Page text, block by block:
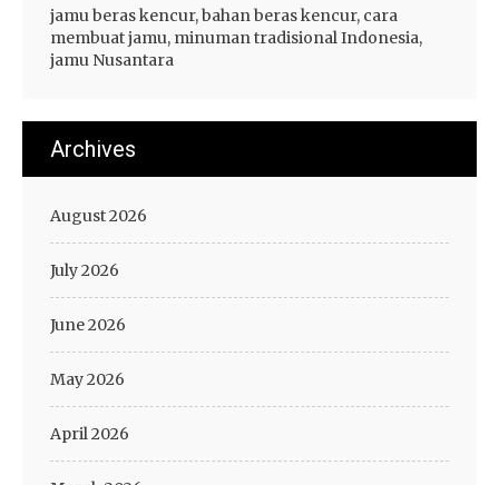
jamu beras kencur, bahan beras kencur, cara
membuat jamu, minuman tradisional Indonesia,
jamu Nusantara
Archives
August 2026
July 2026
June 2026
May 2026
April 2026